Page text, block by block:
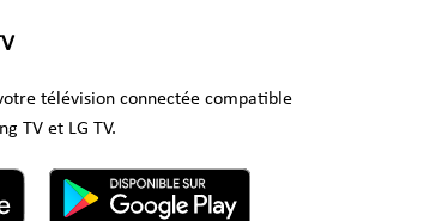
télévision connectée compatible
TV et LG TV.